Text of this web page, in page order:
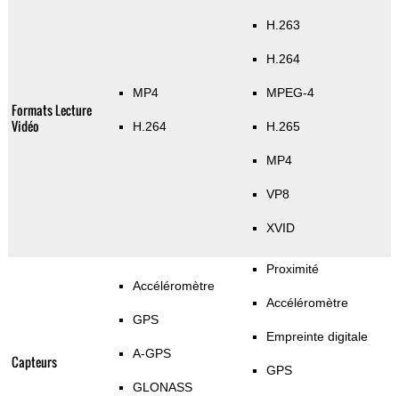
Formats Lecture
Vidéo
MP4
H.264
H.263
H.264
MPEG-4
H.265
MP4
VP8
XVID
Capteurs
Accéléromètre
GPS
A-GPS
GLONASS
Proximité
Accéléromètre
Empreinte digitale
GPS